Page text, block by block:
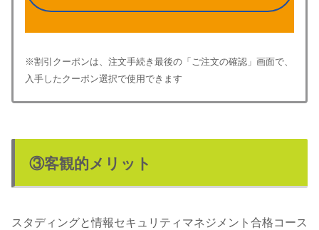
※割引クーポンは、注文手続き最後の「ご注文の確認」画面で、
入手したクーポン選択で使用できます
③客観的メリット
スタディングと情報セキュリティマネジメント合格コース